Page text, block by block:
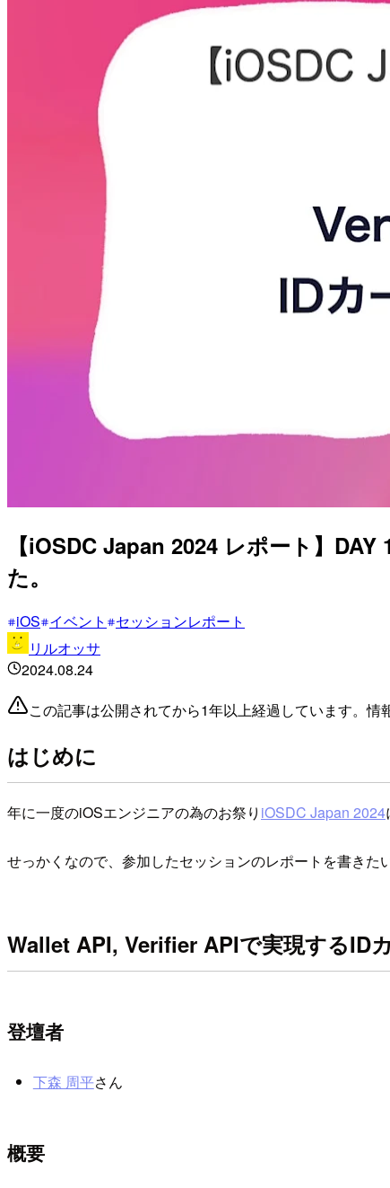
【iOSDC Japan 2024 レポート】
た。
iOS イベント
セッションレポート
リルオッサ
2024.08.24
この記事は公開されてから1年以上経過しています。情
はじめに
年に一度のiOSエンジニアの為のお祭り iOSDC Japan 2024
せっかくなので、参加したセッションのレポートを書きた
Wallet API, Verifier APIで実現するID
登壇者
下森 周平さん
概要